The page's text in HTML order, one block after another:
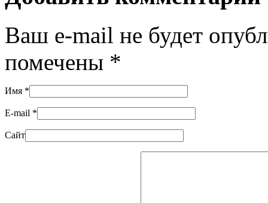
Ваш e-mail не будет
помечены *
Имя *
E-mail *
Сайт